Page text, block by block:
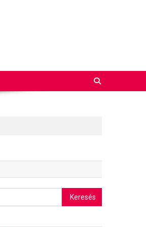
Keresés: